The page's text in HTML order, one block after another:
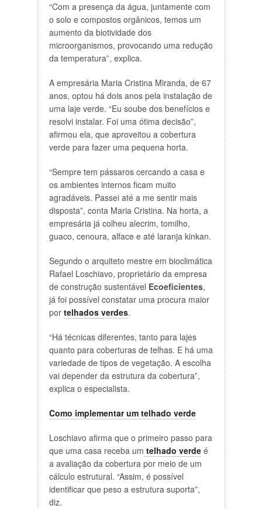
“Com a presença da água, juntamente com
o solo e compostos orgânicos, temos um
aumento da biotividade dos
microorganismos, provocando uma redução
da temperatura”, explica.
A empresária Maria Cristina Miranda, de 67
anos, optou há dois anos pela instalação de
uma laje verde. “Eu soube dos benefícios e
resolvi instalar. Foi uma ótima decisão”,
afirmou ela, que aproveitou a cobertura
verde para fazer uma pequena horta.
“Sempre tem pássaros cercando a casa e
os ambientes internos ficam muito
agradáveis. Passei até a me sentir mais
disposta”, conta Maria Cristina. Na horta, a
empresária já colheu alecrim, tomilho,
guaco, cenoura, alface e até laranja kinkan.
Segundo o arquiteto mestre em bioclimática
Rafael Loschiavo, proprietário da empresa
de construção sustentável Ecoeficientes,
já foi possível constatar uma procura maior
por telhados verdes.
“Há técnicas diferentes, tanto para lajes
quanto para coberturas de telhas. E há uma
variedade de tipos de vegetação. A escolha
vai depender da estrutura da cobertura”,
explica o especialista.
Como implementar um telhado verde
Loschiavo afirma que o primeiro passo para
que uma casa receba um telhado verdeé
a avaliação da cobertura por meio de um
cálculo estrutural. “Assim, é possível
identificar que peso a estrutura suporta”,
diz.